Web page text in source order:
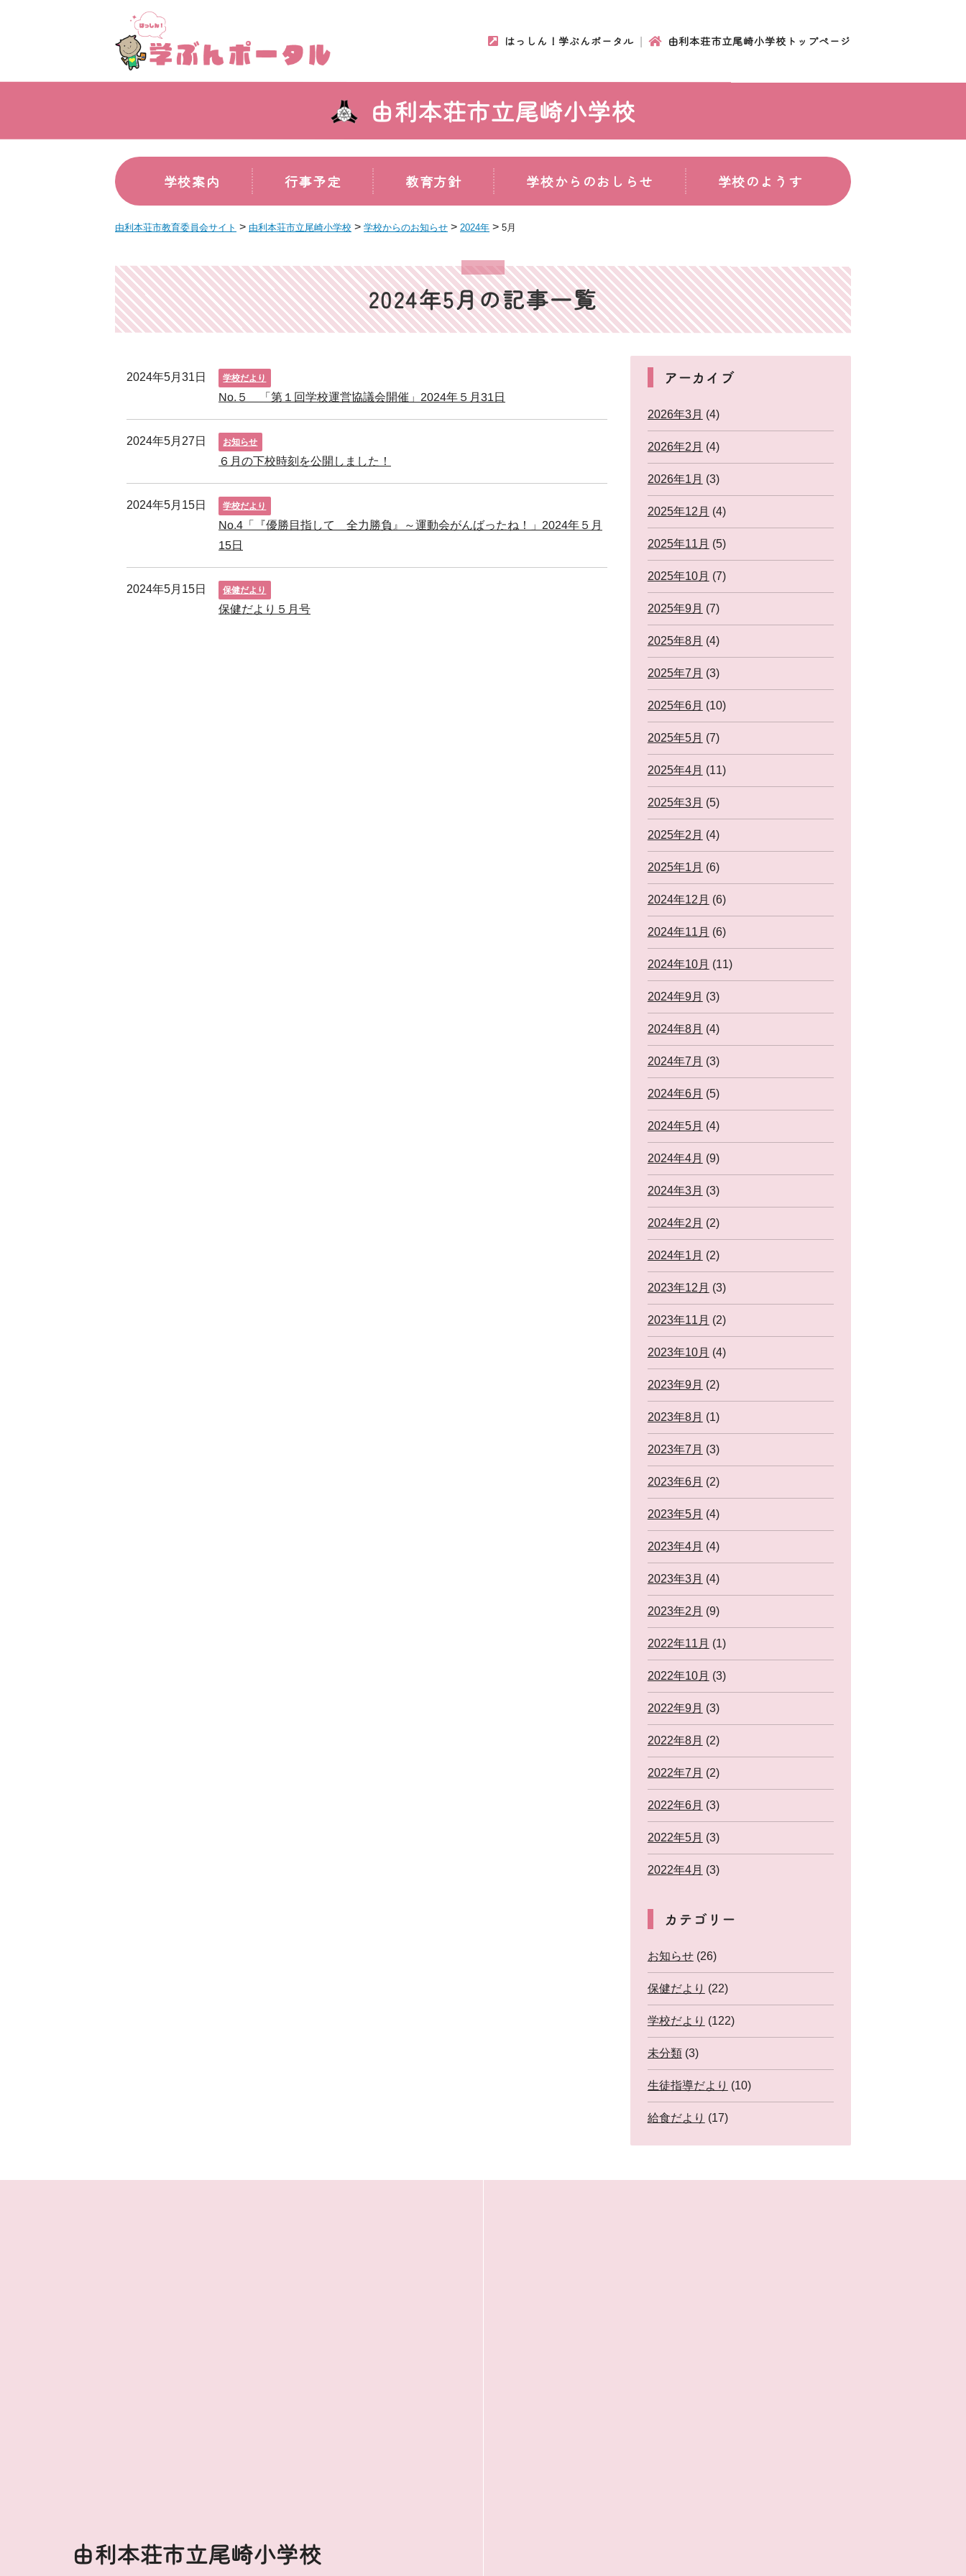
はっしん！学ぶんポータル 由利本荘市立尾崎小学校トップページ
由利本荘市立尾崎小学校
学校案内 行事予定 教育方針 学校からのおしらせ 学校のようす
由利本荘市教育委員会サイト > 由利本荘市立尾崎小学校 > 学校からのお知らせ > 2024年 > 5月
2024年5月の記事一覧
2024年5月31日 学校だより
No.５ 「第１回学校運営協議会開催」2024年５月31日
2024年5月27日 お知らせ
６月の下校時刻を公開しました！
2024年5月15日 学校だより
No.4「『優勝目指して 全力勝負』～運動会がんばったね！」2024年５月
15日
2024年5月15日 保健だより
保健だより５月号
アーカイブ
2026年3月 (4)
2026年2月 (4)
2026年1月 (3)
2025年12月 (4)
2025年11月 (5)
2025年10月 (7)
2025年9月 (7)
2025年8月 (4)
2025年7月 (3)
2025年6月 (10)
2025年5月 (7)
2025年4月 (11)
2025年3月 (5)
2025年2月 (4)
2025年1月 (6)
2024年12月 (6)
2024年11月 (6)
2024年10月 (11)
2024年9月 (3)
2024年8月 (4)
2024年7月 (3)
2024年6月 (5)
2024年5月 (4)
2024年4月 (9)
2024年3月 (3)
2024年2月 (2)
2024年1月 (2)
2023年12月 (3)
2023年11月 (2)
2023年10月 (4)
2023年9月 (2)
2023年8月 (1)
2023年7月 (3)
2023年6月 (2)
2023年5月 (4)
2023年4月 (4)
2023年3月 (4)
2023年2月 (9)
2022年11月 (1)
2022年10月 (3)
2022年9月 (3)
2022年8月 (2)
2022年7月 (2)
2022年6月 (3)
2022年5月 (3)
2022年4月 (3)
カテゴリー
お知らせ(26)
保健だより (22)
学校だより (122)
未分類(3)
生徒指導だより (10)
給食だより (17)
由利本荘市立尾崎小学校